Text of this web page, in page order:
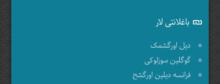
باغلانتی لار
دیل اورگشمک
گوگلین سوزلوکی
فرانسه دیلین اورگشح